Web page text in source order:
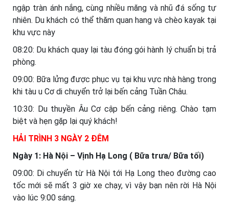
ngập tràn ánh nắng, cùng nhiều măng và nhũ đá sống tự
nhiên. Du khách có thể thăm quan hang và chèo kayak tại
khu vực này
08:20: Du khách quay lại tàu đóng gói hành lý chuẩn bị trả
phòng.
09:00: Bữa lửng được phục vụ tại khu vực nhà hàng trong
khi tàu u Cơ di chuyển trở lại bến cảng Tuần Châu.
10:30: Du thuyền Âu Cơ cập bến cảng riêng. Chào tạm
biệt và hẹn gặp lại quý khách!
HẢI TRÌNH 3 NGÀY 2 ĐÊM
Ngày 1: Hà Nội – Vịnh Hạ Long ( Bữa trưa/ Bữa tối)
09:00: Di chuyển từ Hà Nội tới Hạ Long theo đường cao
tốc mới sẽ mất 3 giờ xe chạy, vì vậy bạn nên rời Hà Nội
vào lúc 9:00 sáng.